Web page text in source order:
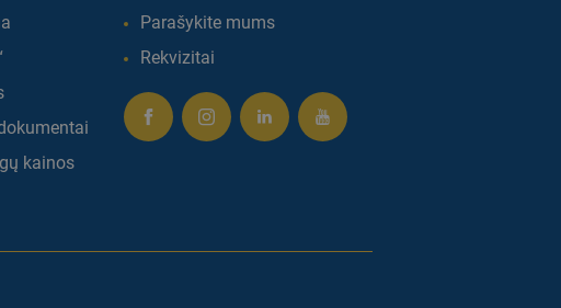
kainos
Parašykite mums
Rekvizitai